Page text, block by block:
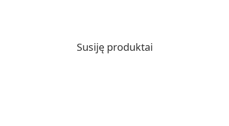
Susiję produktai